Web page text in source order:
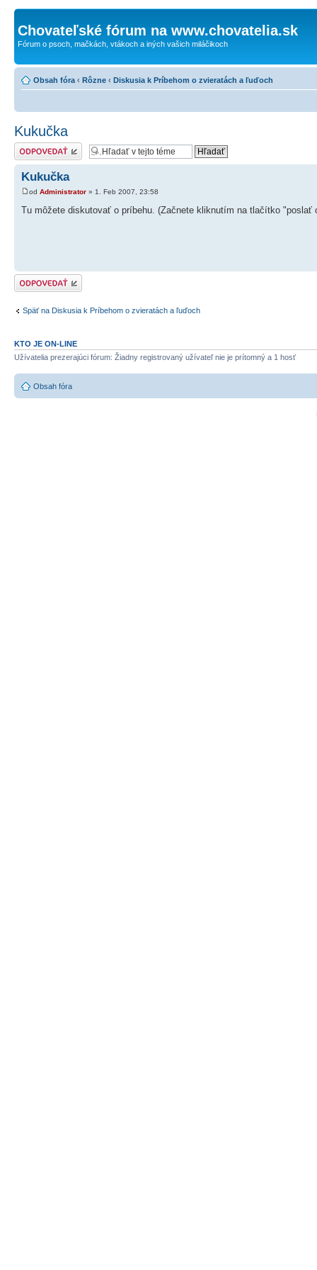
Chovateľské fórum na www.chovatelia.sk
Fórum o psoch, mačkách, vtákoch a iných vašich miláčikoch
Obsah fóra ‹ Rôzne ‹ Diskusia k Príbehom o zvieratách a ľuďoch
Kukučka
Odoslať odpoveď
Kukučka
od Administrator » 1. Feb 2007, 23:58
Tu môžete diskutovať o príbehu. (Začnete kliknutím na tlačítko "poslať
Odoslať odpoveď
Späť na Diskusia k Príbehom o zvieratách a ľuďoch
KTO JE ON-LINE
Užívatelia prezerajúci fórum: Žiadny registrovaný užívateľ nie je prítomný a 1 hosť
Obsah fóra